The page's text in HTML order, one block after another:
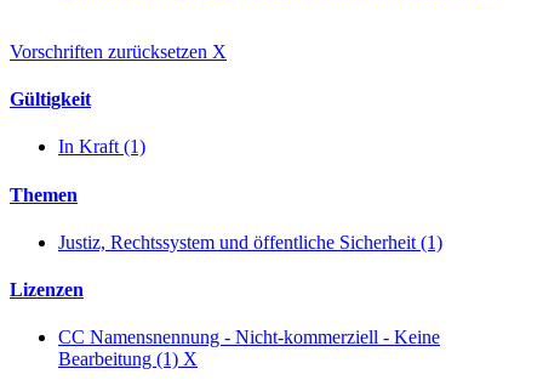
Vorschriften zurücksetzen X
Gültigkeit
In Kraft (1)
Themen
Justiz, Rechtssystem und öffentliche Sicherheit (1)
Lizenzen
CC Namensnennung - Nicht-kommerziell - Keine
Bearbeitung (1) X